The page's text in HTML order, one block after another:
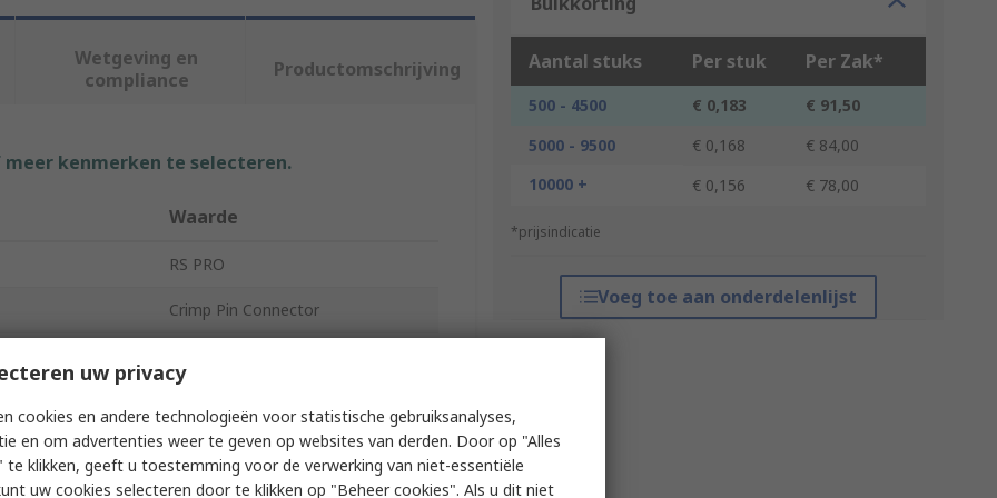
Aantal stuks Per stuk Per Zak*
500 - 4500 € 0,183
€ 91,50
5000 - 9500
€ 0,168
€ 84,00
10000 +
€ 0,156 € 78,00
*prijsindicatie
Voeg toe aan onderdelenlijst
Wetgeving en
compliance
Productomschrijving
kenmerken te selecteren.
Waarde
RS PRO
Crimp Pin Connector
AWG 22AWG
mm² 0.5mm²
uw privacy
cookies en andere technologieën voor statistische gebruiksanalyses,
en om advertenties weer te geven op websites van derden. Door op "Alles
te klikken, geeft u toestemming voor de verwerking van niet-essentiële
uw cookies selecteren door te klikken op "Beheer cookies". Als u dit niet